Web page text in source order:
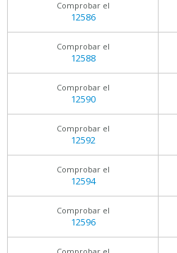
Comprobar el
12586
Comprobar el
12588
Comprobar el
12590
Comprobar el
12592
Comprobar el
12594
Comprobar el
12596